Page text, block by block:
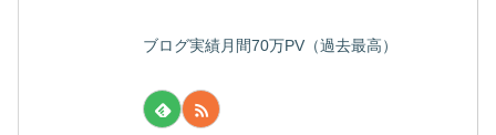
ブログ実績月間70万PV（過去最高）